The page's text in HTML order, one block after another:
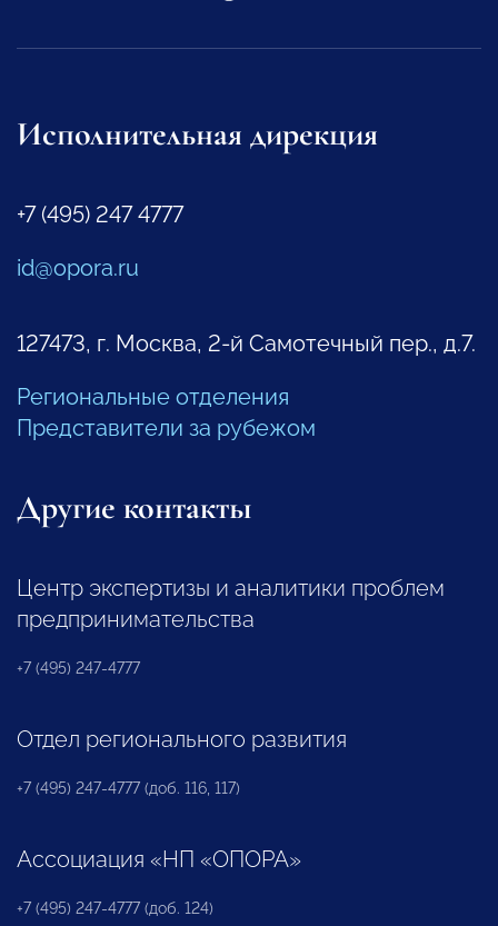
Исполнительная дирекция
+7 (495) 247 4777
id@opora.ru
127473, г. Москва, 2-й Самотечный пер., д.7.
Региональные отделения
Представители за рубежом
Другие контакты
Центр экспертизы и аналитики проблем
предпринимательства
+7 (495) 247-4777
Отдел регионального развития
+7 (495) 247-4777 (доб. 116, 117)
Ассоциация «НП «ОПОРА»
+7 (495) 247-4777 (доб. 124)